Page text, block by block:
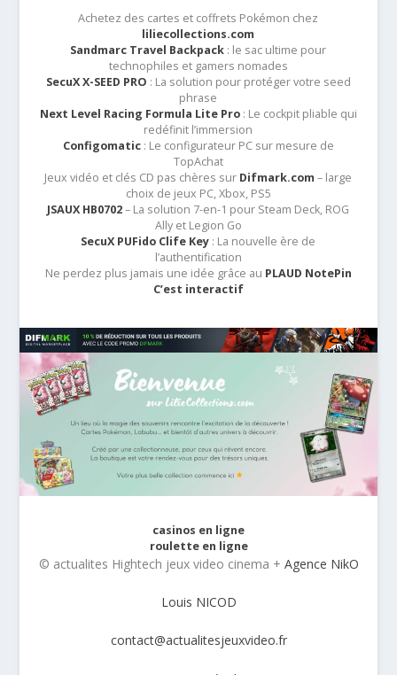
Achetez des cartes et coffrets Pokémon chez
liliecollections.com
Sandmarc Travel Backpack : le sac ultime pour
technophiles et gamers nomades
SecuX X-SEED PRO : La solution pour protéger votre seed
phrase
Next Level Racing Formula Lite Pro: Le cockpit pliable qui
redéfinit l’immersion
Configomatic: Le configurateur PC sur mesure de
TopAchat
Jeux vidéo et clés CD pas chères sur Difmark.com – large
choix de jeux PC, Xbox, PS5
JSAUX HB0702– La solution 7-en-1 pour Steam Deck, ROG
Ally et Legion Go
SecuX PUFido Clife Key : La nouvelle ère de
l’authentification
Ne perdez plus jamais une idée grâce au PLAUD NotePin
C’est interactif
casinos en ligne
roulette en ligne
© actualites Hightech jeux video cinema + Agence NikO
Louis NICOD
contact@actualitesjeuxvideo.fr